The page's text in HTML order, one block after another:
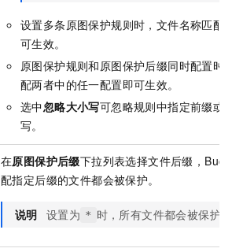
设置多条原图保护规则时，文件名称匹配
可生效。
原图保护规则和原图保护后缀同时配置时
配两者中的任一配置即可生效。
选中忽略大小写可忽略规则中指定前缀或
写。
在原图保护后缀下拉列表选择文件后缀，
配指定后缀的文件都会被保护。
说明 设置为 * 时，所有文件都会被保护。